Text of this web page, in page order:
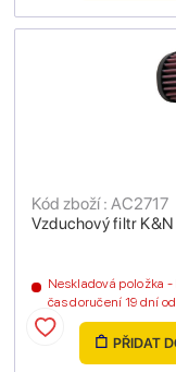
Vzduchový filtr
Kód zboží : AC2717
Neskladová položka
čas doručení 19 dní
PŘIDAT